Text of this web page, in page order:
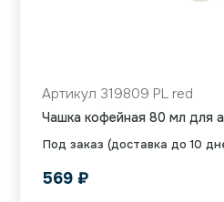
Под заказ (доставка до 10
Артикул 319809 PL red
Чашка кофейная 80 мл для
569 ₽